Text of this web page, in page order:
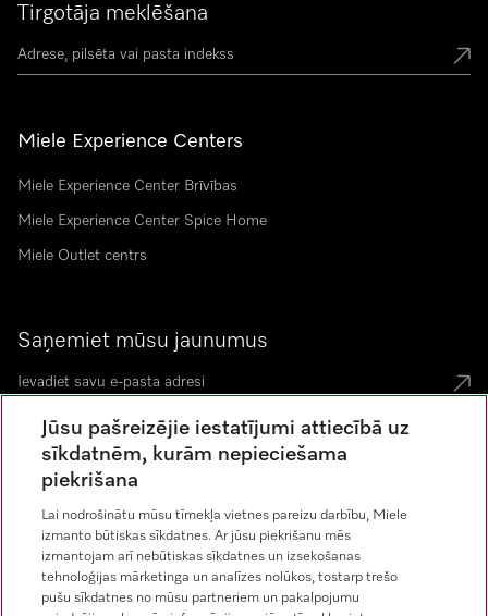
Tirgotāja meklēšana
Miele Experience Centers
Miele Experience Center Brīvības
Miele Experience Center Spice Home
Miele Outlet centrs
Saņemiet mūsu jaunumus
Jūsu pašreizējie iestatījumi attiecībā uz
sīkdatnēm, kurām nepieciešama
piekrišana
Lai nodrošinātu mūsu tīmekļa vietnes pareizu darbību, Miele
izmanto būtiskas sīkdatnes. Ar jūsu piekrišanu mēs
izmantojam arī nebūtiskas sīkdatnes un izsekošanas
tehnoloģijas mārketinga un analīzes nolūkos, tostarp trešo
pušu sīkdatnes no mūsu partneriem un pakalpojumu